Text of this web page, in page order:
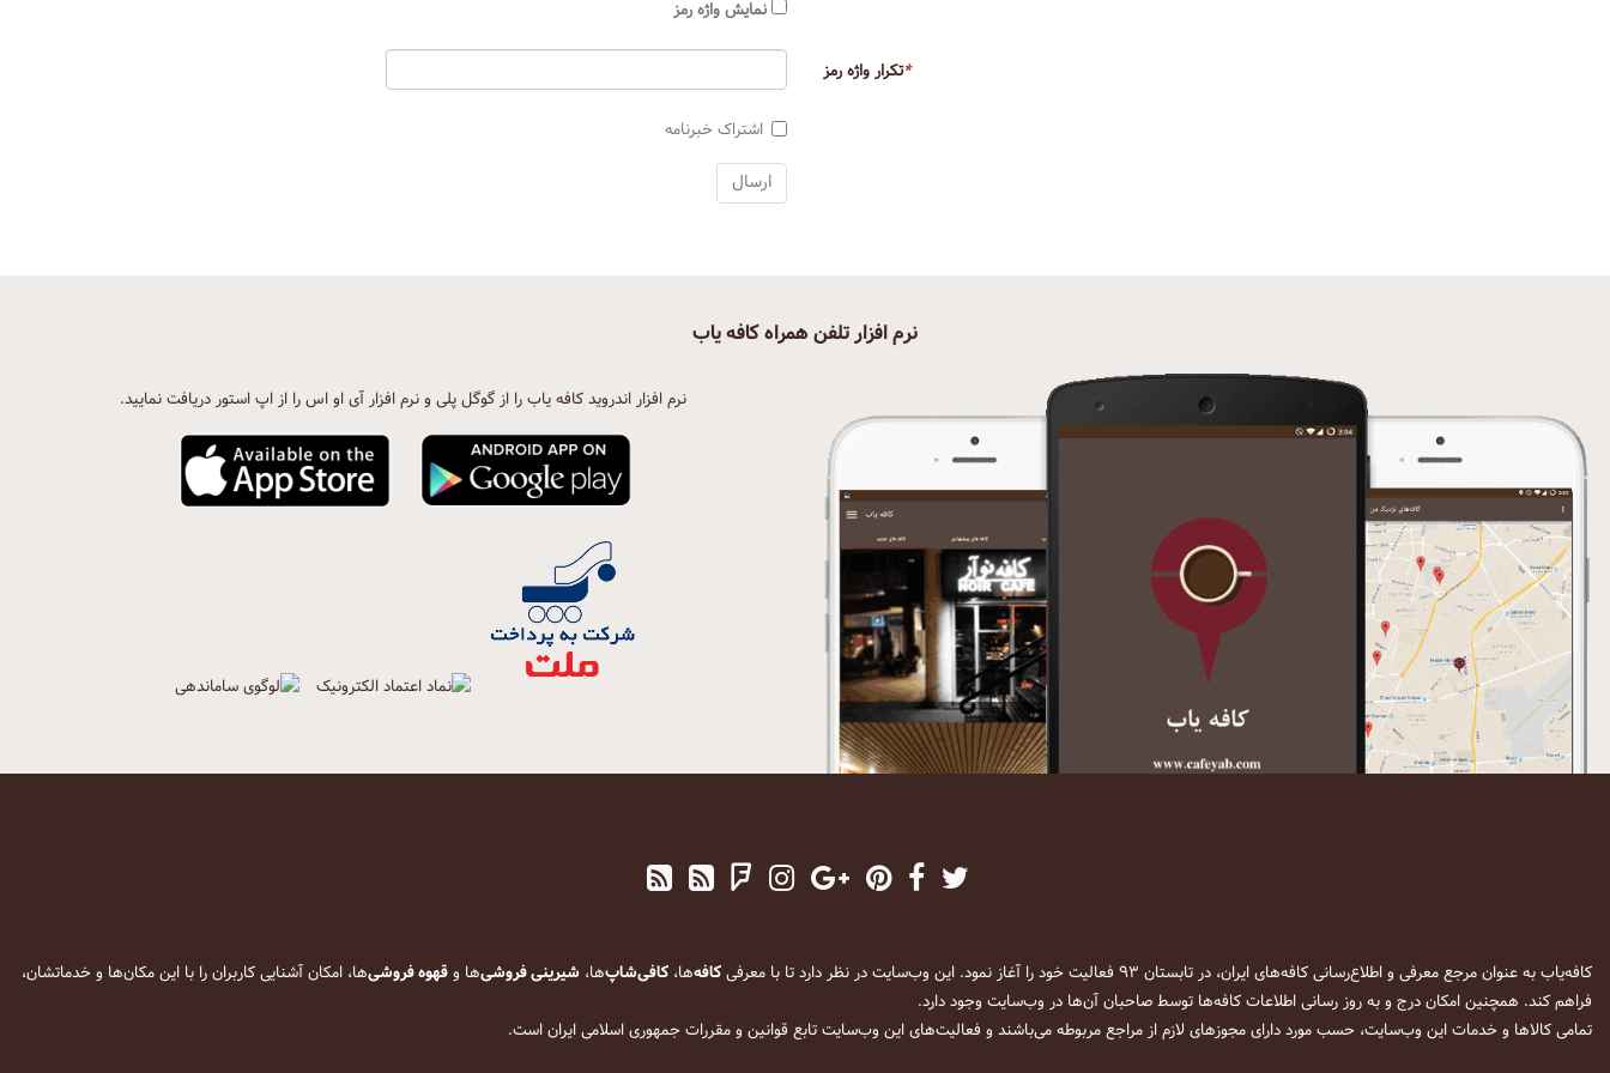
نمایش واژه رمز
*تکرار واژه رمز
اشتراک خبرنامه
نرم افزار تلفن همراه کافه یاب
نرم افزار اندروید کافه یاب را از گوگل پلی و نرم افزار آی او اس را از اپ استور دریافت نمایید.
کافه‌یاب به عنوان مرجع معرفی و اطلاع‌رسانی کافه‌های ایران، در تابستان ۹۳ فعالیت خود را آغاز نمود. این وب‌سایت در نظر دارد تا با معرفی کافه‌ها، کافی‌شاپ‌ها، شیرینی فروشی‌ها وقهوه فروشی‌ها، امکان آشنایی کاربران را با این مکان‌ها و خدماتشان،
فراهم کند. همچنین امکان درج و به روز رسانی اطلاعات کافه‌ها توسط صاحبان آن‌ها در وب‌سایت وجود دارد.
تمامی کالاها و خدمات این وب‌سایت، حسب مورد دارای مجوزهای لازم از مراجع مربوطه می‌باشند و فعالیت‌های این وب‌سایت تابع قوانین و مقررات جمهوری اسلامی ایران است.